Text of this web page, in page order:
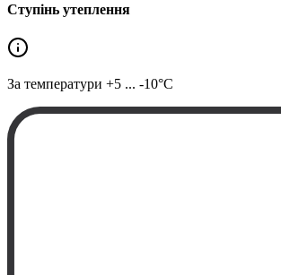
Ступінь утеплення
За температури +5 ... -10°C